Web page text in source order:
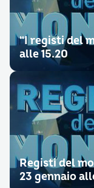
“I registi del
alle 15.20
Registi del
23 gennaio